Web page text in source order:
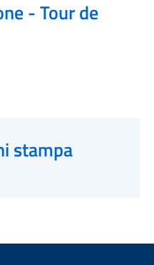
- Tour de
stampa